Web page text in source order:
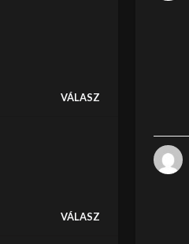
VÁLASZ
VÁLASZ